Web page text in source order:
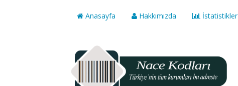
Anasayfa Hakkımızda İstatistikler